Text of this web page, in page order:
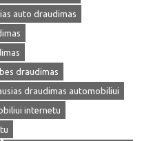
auto draudimas
draudimas
draudimas automobiliui
internetu